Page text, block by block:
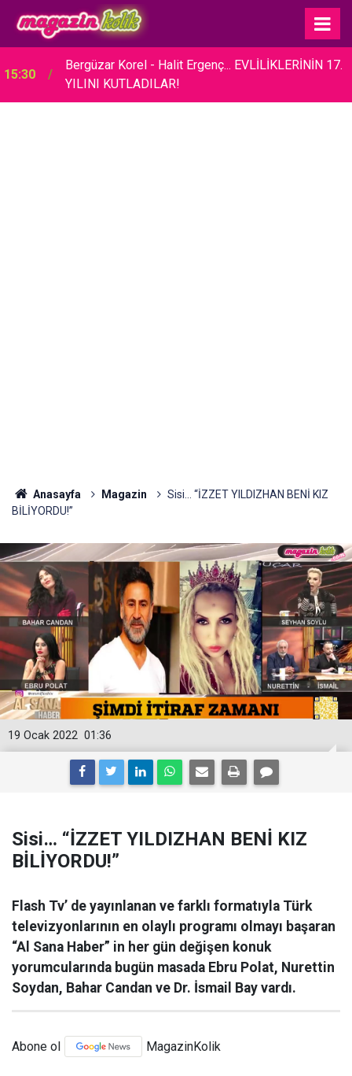
15:30
Bergüzar Korel - Halit Ergenç... EVLİLİKLERİNİN 17.
YILINI KUTLADILAR!
Anasayfa Magazin
Sisi… “İZZET YILDIZHAN BENİ KIZ
BİLİYORDU!”
01:36
19 Ocak 2022
Sisi… “İZZET YILDIZHAN BENİ KIZ
BİLİYORDU!”
Flash Tv’ de yayınlanan ve farklı formatıyla Türk
televizyonlarının en olaylı programı olmayı başaran
“Al Sana Haber” in her gün değişen konuk
yorumcularında bugün masada Ebru Polat, Nurettin
Soydan, Bahar Candan ve Dr. İsmail Bay vardı.
Abone ol MagazinKolik